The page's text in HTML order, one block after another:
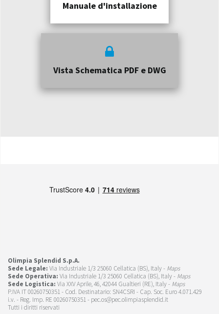
Manuale d'installazione
Vista Schematica PDF e DWG
Olimpia Splendid S.p.A.
Sede Legale: Via Industriale 1/3 25060 Cellatica (BS), Italy - Maps
Sede Operativa: Via Industriale 1/3 25060 Cellatica (BS), Italy - Maps
Sede Logistica: Via XXV Aprile, 46, 42044 Gualtieri (RE), Italy - Maps
P.IVA IT 00260750351 - Cod. Destinatario: SN4CSRI - Cap. Soc. Euro 4.071.429
i.v. - Reg. Imp. RE 00260750351 - pec.os@pec.olimpiasplendid.it
Tutti i diritti riservati